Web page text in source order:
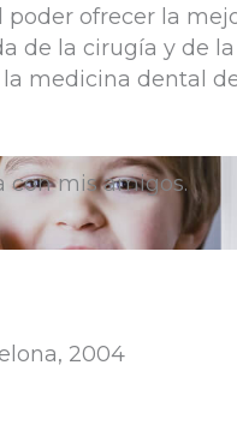
poder ofrecer la
de la cirugía y de
medicina dental
con mis amigos.
2004